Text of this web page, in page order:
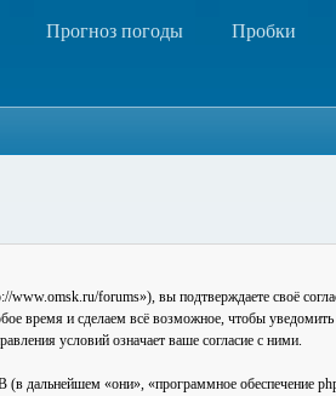
Прогноз погоды Пробки
forums»), вы подтверждаете своё
и сделаем всё возможное, чтобы
условий означает ваше согласие с ними.
дальнейшем «они», «программное обеспечение